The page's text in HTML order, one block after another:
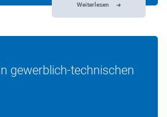
Weiterlesen
gewerblich-technischen